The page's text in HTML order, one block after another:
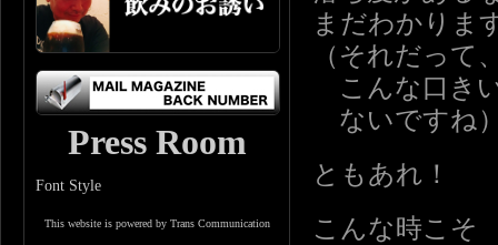
まだわかりま
（それだって
こんな口き
ないですね
ともあれ！
こんな時こそ
Press Room
Font Style
This website is powered by Trans Communication